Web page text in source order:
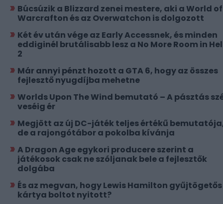
Búcsúzik a Blizzard zenei mestere, aki a World of
Warcrafton és az Overwatchon is dolgozott
Két év után vége az Early Accessnek, és minden
eddiginél brutálisabb lesz a No More Room in
2
Már annyi pénzt hozott a GTA 6, hogy az összes
fejlesztő nyugdíjba mehetne
Worlds Upon The Wind bemutató – A pásztás
veséig ér
Megjött az új DC-játék teljes értékű
de a rajongótábor a pokolba kívánja
A Dragon Age egykori producere szerint a
játékosok csak ne szóljanak bele a fejlesztők
dolgába
És az megvan, hogy Lewis Hamilton gyűjtögetős
kártya boltot nyitott?